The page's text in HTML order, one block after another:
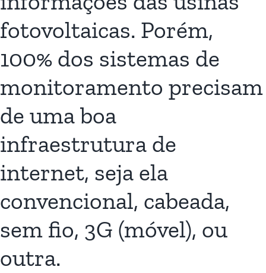
fotovoltaicas. Porém,
100% dos sistemas de
monitoramento precisam
de uma boa
infraestrutura de
internet, seja ela
convencional, cabeada,
sem fio, 3G (móvel), ou
outra.